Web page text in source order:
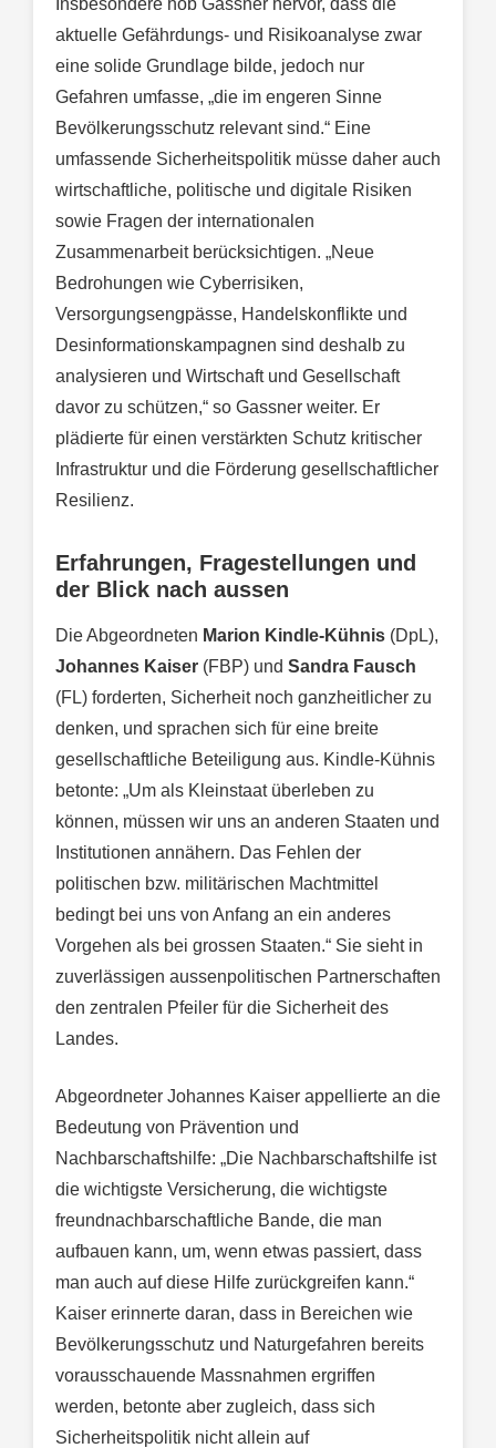
aktuelle Gefährdungs- und Risikoanalyse zwar
eine solide Grundlage bilde, jedoch nur
Gefahren umfasse, „die im engeren Sinne
Bevölkerungsschutz relevant sind.“ Eine
umfassende Sicherheitspolitik müsse daher auch
wirtschaftliche, politische und digitale Risiken
sowie Fragen der internationalen
Zusammenarbeit berücksichtigen. „Neue
Bedrohungen wie Cyberrisiken,
Versorgungsengpässe, Handelskonflikte und
Desinformationskampagnen sind deshalb zu
analysieren und Wirtschaft und Gesellschaft
davor zu schützen,“ so Gassner weiter. Er
plädierte für einen verstärkten Schutz kritischer
Infrastruktur und die Förderung gesellschaftlicher
Resilienz.
Erfahrungen, Fragestellungen und
der Blick nach aussen
Die Abgeordneten Marion Kindle-Kühnis (DpL),
Johannes Kaiser (FBP) und Sandra Fausch
(FL) forderten, Sicherheit noch ganzheitlicher zu
denken, und sprachen sich für eine breite
gesellschaftliche Beteiligung aus. Kindle-Kühnis
betonte: „Um als Kleinstaat überleben zu
können, müssen wir uns an anderen Staaten und
Institutionen annähern. Das Fehlen der
politischen bzw. militärischen Machtmittel
bedingt bei uns von Anfang an ein anderes
Vorgehen als bei grossen Staaten.“ Sie sieht in
zuverlässigen aussenpolitischen Partnerschaften
den zentralen Pfeiler für die Sicherheit des
Landes.
Abgeordneter Johannes Kaiser appellierte an die
Bedeutung von Prävention und
Nachbarschaftshilfe: „Die Nachbarschaftshilfe ist
die wichtigste Versicherung, die wichtigste
freundnachbarschaftliche Bande, die man
aufbauen kann, um, wenn etwas passiert, dass
man auch auf diese Hilfe zurückgreifen kann.“
Kaiser erinnerte daran, dass in Bereichen wie
Bevölkerungsschutz und Naturgefahren bereits
vorausschauende Massnahmen ergriffen
werden, betonte aber zugleich, dass sich
Sicherheitspolitik nicht allein auf